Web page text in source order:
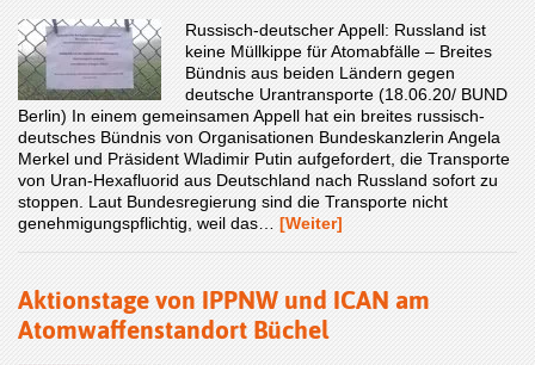
Russisch-deutscher Appell: Russland ist
keine Müllkippe für Atomabfälle – Breites
Bündnis aus beiden Ländern gegen
deutsche Urantransporte (18.06.20/ BUND
Berlin) In einem gemeinsamen Appell hat ein breites russisch-
deutsches Bündnis von Organisationen Bundeskanzlerin Angela
Merkel und Präsident Wladimir Putin aufgefordert, die Transporte
von Uran-Hexafluorid aus Deutschland nach Russland sofort zu
stoppen. Laut Bundesregierung sind die Transporte nicht
genehmigungspflichtig, weil das… [Weiter]
Aktionstage von IPPNW und ICAN am
Atomwaffenstandort Büchel